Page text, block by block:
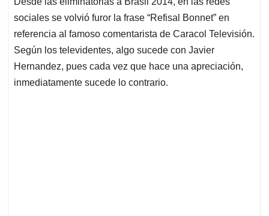
s
A
p
p
b
o
o
k
e
d
I
n
l
a
d
s
sociales se volvió furor la frase “Refisal Bonnet” en
referencia al famoso comentarista de Caracol Televisión.
Según los televidentes, algo sucede con Javier
Hernandez, pues cada vez que hace una apreciación,
inmediatamente sucede lo contrario.